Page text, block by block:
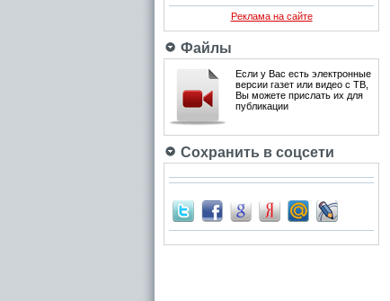
Реклама на сайте
Файлы
Если у Вас есть электронные
версии газет или видео с ТВ,
Вы можете прислать их для
публикации
Сохранить в соцсети